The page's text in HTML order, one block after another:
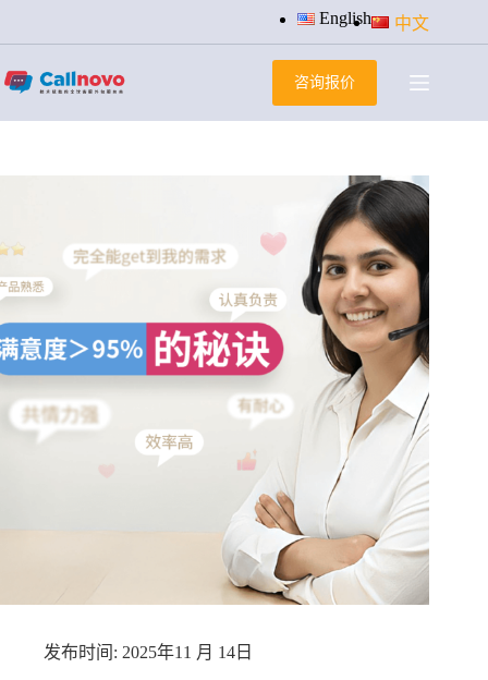
过
容
English 中文
咨询报价
2025年11 月 14日